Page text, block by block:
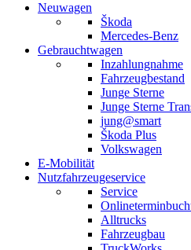
Neuwagen
Škoda
Mercedes-Benz
Gebrauchtwagen
Inzahlungnahme
Fahrzeugbestand
Junge Sterne
Junge Sterne
jung@smart
Škoda Plus
Volkswagen
E-Mobilität
Nutzfahrzeugeservice
Service
Alltrucks
Fahrzeugbau